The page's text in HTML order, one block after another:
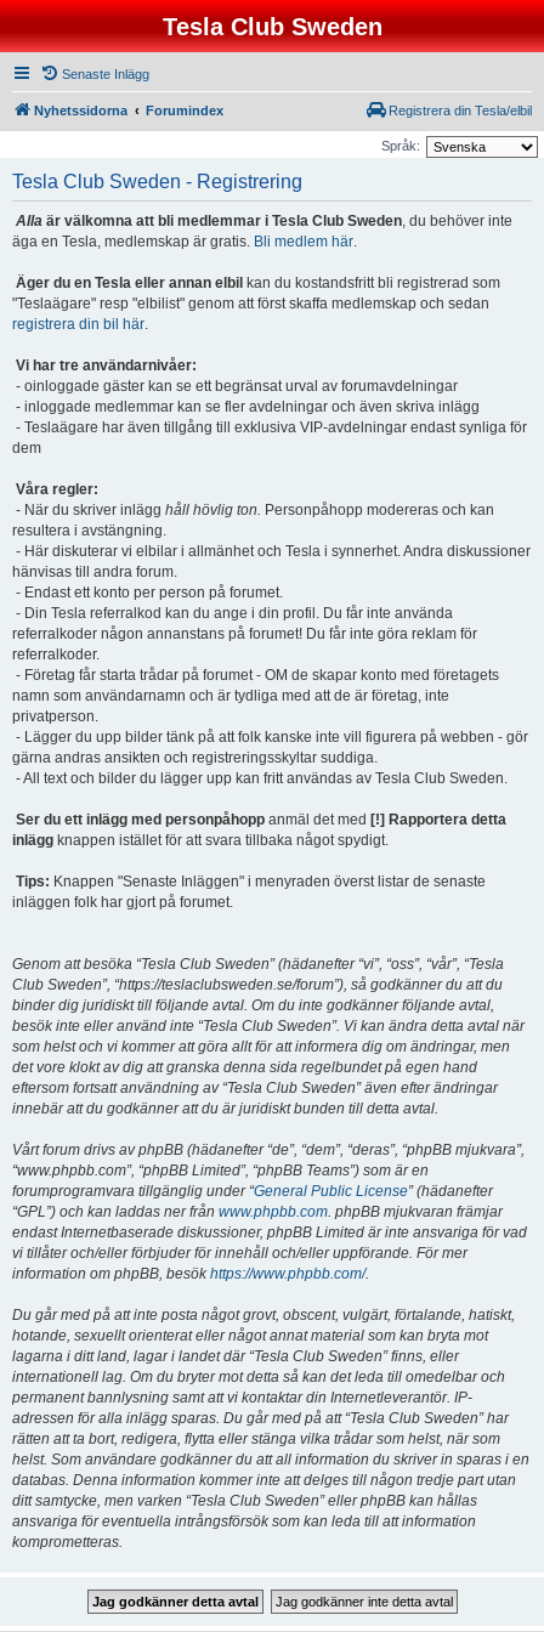
Tesla Club Sweden
Senaste Inlägg
Nyhetssidorna Forumindex Registrera din Tesla/elbil
Språk:
Tesla Club Sweden - Registrering
Alla är välkomna att bli medlemmar i Tesla Club Sweden, du behöver inte
äga en Tesla, medlemskap är gratis. Bli medlem här.
Äger du en Tesla eller annan elbil kan du kostandsfritt bli registrerad som
"Teslaägare" resp "elbilist" genom att först skaffa medlemskap och sedan
registrera din bil här.
Vi har tre användarnivåer:
- oinloggade gäster kan se ett begränsat urval av forumavdelningar
- inloggade medlemmar kan se fler avdelningar och även skriva inlägg
- Teslaägare har även tillgång till exklusiva VIP-avdelningar endast synliga för
dem
Våra regler:
- När du skriver inlägg håll hövlig ton. Personpåhopp modereras och kan
resultera i avstängning.
- Här diskuterar vi elbilar i allmänhet och Tesla i synnerhet. Andra diskussioner
hänvisas till andra forum.
- Endast ett konto per person på forumet.
- Din Tesla referralkod kan du ange i din profil. Du får inte använda
referralkoder någon annanstans på forumet! Du får inte göra reklam för
referralkoder.
- Företag får starta trådar på forumet - OM de skapar konto med företagets
namn som användarnamn och är tydliga med att de är företag, inte
privatperson.
- Lägger du upp bilder tänk på att folk kanske inte vill figurera på webben - gör
gärna andras ansikten och registreringsskyltar suddiga.
- All text och bilder du lägger upp kan fritt användas av Tesla Club Sweden.
Ser du ett inlägg med personpåhopp anmäl det med [!] Rapportera detta
inlägg knappen istället för att svara tillbaka något spydigt.
Tips: Knappen "Senaste Inläggen" i menyraden överst listar de senaste
inläggen folk har gjort på forumet.
Genom att besöka “Tesla Club Sweden” (hädanefter “vi”, “oss”, “vår”, “Tesla
Club Sweden”, “https://teslaclubsweden.se/forum”), så godkänner du att du
binder dig juridiskt till följande avtal. Om du inte godkänner följande avtal,
besök inte eller använd inte “Tesla Club Sweden”. Vi kan ändra detta avtal när
som helst och vi kommer att göra allt för att informera dig om ändringar, men
det vore klokt av dig att granska denna sida regelbundet på egen hand
eftersom fortsatt användning av “Tesla Club Sweden” även efter ändringar
innebär att du godkänner att du är juridiskt bunden till detta avtal.
Vårt forum drivs av phpBB (hädanefter “de”, “dem”, “deras”, “phpBB mjukvara”,
“www.phpbb.com”, “phpBB Limited”, “phpBB Teams”) som är en
forumprogramvara tillgänglig under “General Public License” (hädanefter
“GPL”) och kan laddas ner från www.phpbb.com. phpBB mjukvaran främjar
endast Internetbaserade diskussioner, phpBB Limited är inte ansvariga för vad
vi tillåter och/eller förbjuder för innehåll och/eller uppförande. För mer
information om phpBB, besökhttps://www.phpbb.com/.
Du går med på att inte posta något grovt, obscent, vulgärt, förtalande, hatiskt,
hotande, sexuellt orienterat eller något annat material som kan bryta mot
lagarna i ditt land, lagar i landet där “Tesla Club Sweden” finns, eller
internationell lag. Om du bryter mot detta så kan det leda till omedelbar och
permanent bannlysning samt att vi kontaktar din Internetleverantör. IP-
adressen för alla inlägg sparas. Du går med på att “Tesla Club Sweden” har
rätten att ta bort, redigera, flytta eller stänga vilka trådar som helst, när som
helst. Som användare godkänner du att all information du skriver in sparas i en
databas. Denna information kommer inte att delges till någon tredje part utan
ditt samtycke, men varken “Tesla Club Sweden” eller phpBB kan hållas
ansvariga för eventuella intrångsförsök som kan leda till att information
komprometteras.